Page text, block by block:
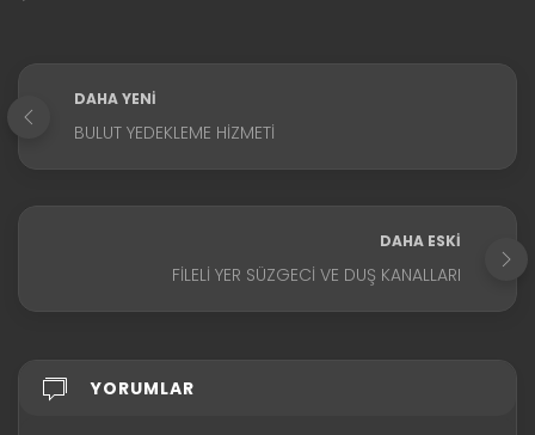
DAHA YENI
BULUT YEDEKLEME HIZMETI
DAHA ESKI
FILELI YER SÜZGECI VE DUŞ KANALLARI
YORUMLAR